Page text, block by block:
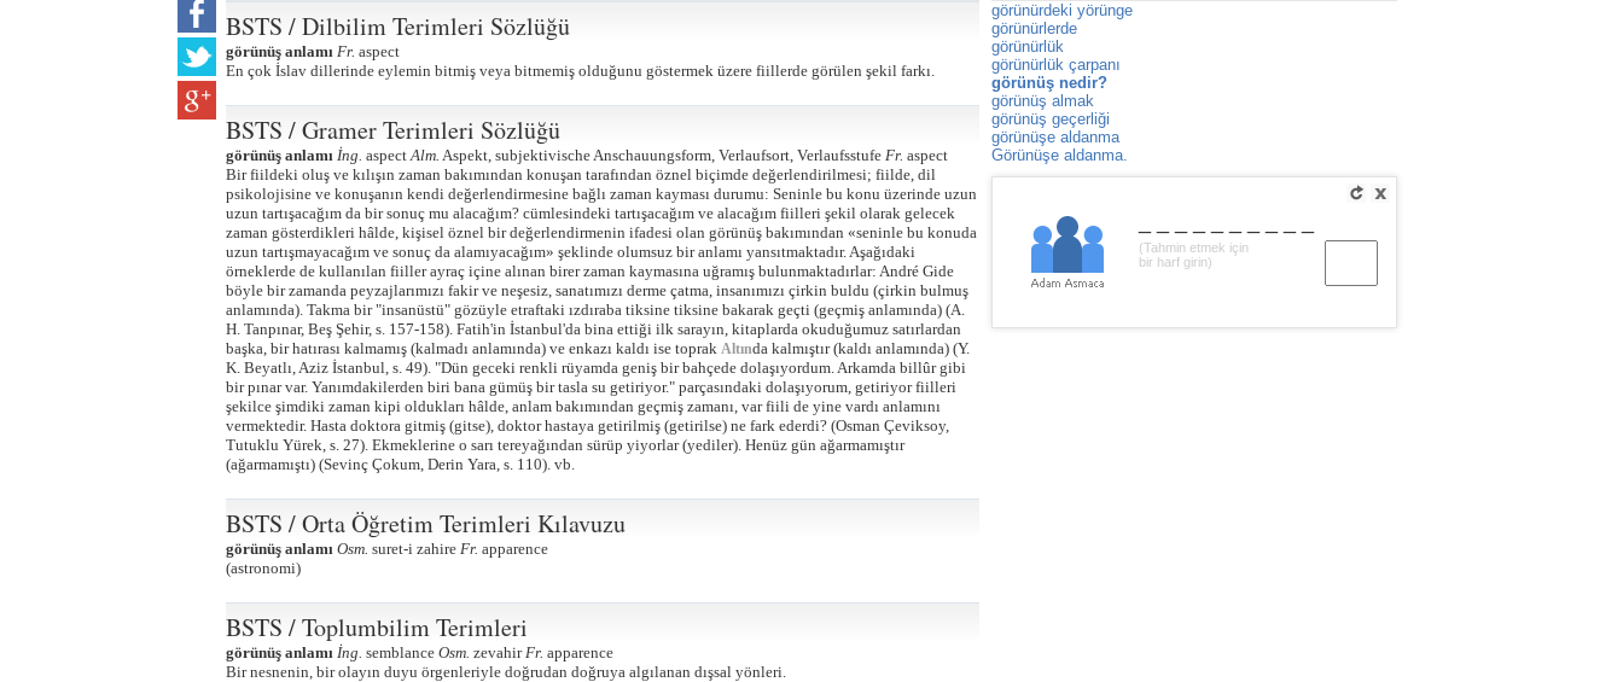
BSTS / Dilbilim Terimleri Sözlüğü
görünüş anlamı Fr. aspect
En çok İslav dillerinde eylemin bitmiş veya bitmemiş olduğunu göstermek üzere fiillerde görülen şekil farkı.
BSTS / Gramer Terimleri Sözlüğü
görünüş anlamı İng. aspectAlm. Aspekt, subjektivische Anschauungsform, Verlaufsort, Verlaufsstufe Fr. aspect
Bir fiildeki oluş ve kılışın zaman bakımından konuşan tarafından öznel biçimde değerlendirilmesi; fiilde, dil
psikolojisine ve konuşanın kendi değerlendirmesine bağlı zaman kayması durumu: Seninle bu konu üzerinde uzun
uzun tartışacağım da bir sonuç mu alacağım? cümlesindeki tartışacağım ve alacağım fiilleri şekil olarak gelecek
zaman gösterdikleri hâlde, kişisel öznel bir değerlendirmenin ifadesi olan görünüş bakımından «seninle bu konuda
uzun tartışmayacağım ve sonuç da alamıyacağım» şeklinde olumsuz bir anlamı yansıtmaktadır. Aşağıdaki
örneklerde de kullanılan fiiller ayraç içine alınan birer zaman kaymasına uğramış bulunmaktadırlar: André Gide
böyle bir zamanda peyzajlarımızı fakir ve neşesiz, sanatımızı derme çatma, insanımızı çirkin buldu (çirkin bulmuş
anlamında). Takma bir "insanüstü" gözüyle etraftaki ızdıraba tiksine tiksine bakarak geçti (geçmiş anlamında) (A.
H. Tanpınar, Beş Şehir, s. 157-158). Fatih'in İstanbul'da bina ettiği ilk sarayın, kitaplarda okuduğumuz satırlardan
başka, bir hatırası kalmamış (kalmadı anlamında) ve enkazı kaldı ise toprak Altında kalmıştır (kaldı anlamında) (Y.
K. Beyatlı, Aziz İstanbul, s. 49). "Dün geceki renkli rüyamda geniş bir bahçede dolaşıyordum. Arkamda billûr gibi
bir pınar var. Yanımdakilerden biri bana gümüş bir tasla su getiriyor." parçasındaki dolaşıyorum, getiriyor fiilleri
şekilce şimdiki zaman kipi oldukları hâlde, anlam bakımından geçmiş zamanı, var fiili de yine vardı anlamını
vermektedir. Hasta doktora gitmiş (gitse), doktor hastaya getirilmiş (getirilse) ne fark ederdi? (Osman Çeviksoy,
Tutuklu Yürek, s. 27). Ekmeklerine o sarı tereyağından sürüp yiyorlar (yediler). Henüz gün ağarmamıştır
(ağarmamıştı) (Sevinç Çokum, Derin Yara, s. 110). vb.
BSTS / Orta Öğretim Terimleri Kılavuzu
görünüş anlamı Osm. suret-i zahire Fr. apparence
(astronomi)
BSTS / Toplumbilim Terimleri
görünüş anlamı İng. semblance Osm. zevahirFr. apparence
Bir nesnenin, bir olayın duyu örgenleriyle doğrudan doğruya algılanan dışsal yönleri.
görünürdeki yörünge
görünürlerde
görünürlük
görünürlük çarpanı
görünüş nedir?
görünüş almak
görünüş geçerliği
görünüşe aldanma
Görünüşe aldanma.
(Tahmin etmek için
bir harf girin)